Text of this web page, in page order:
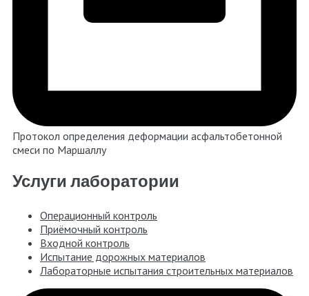
Протокол определения деформации асфальтобетонной
смеси по Маршаллу
Услуги лаборатории
Операционный контроль
Приёмочный контроль
Входной контроль
Испытание дорожных материалов
Лабораторные испытания строительных материалов